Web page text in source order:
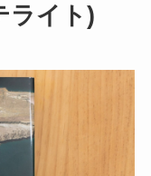
ライト)